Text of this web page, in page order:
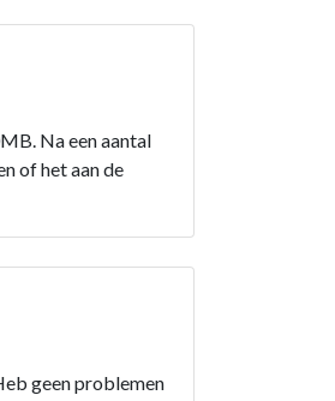
Na een aantal
of het aan de
geen problemen